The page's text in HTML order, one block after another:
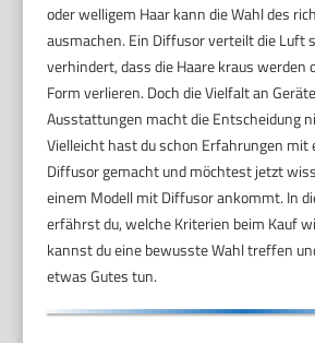
oder welligem Haar kann die Wahl des
ausmachen. Ein Diffusor verteilt die Luft
verhindert, dass die Haare kraus werden
Form verlieren. Doch die Vielfalt an
Ausstattungen macht die Entscheidung
Vielleicht hast du schon Erfahrungen mit
Diffusor gemacht und möchtest jetzt
einem Modell mit Diffusor ankommt. In
erfährst du, welche Kriterien beim Kauf
kannst du eine bewusste Wahl treffen
etwas Gutes tun.